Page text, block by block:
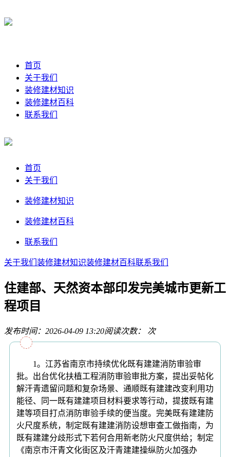
首页
关于我们
装修建材知识
装修建材百科
联系我们
首页
关于我们
装修建材知识
装修建材百科
联系我们
关于我们 装修建材知识装修建材百科联系我们
住建部、天然资本部印发完美城市更新工
程项目
发布时间：2026-04-09 13:20阅读次数： 次
1。江苏省南京市持续优化既有建建消防审验审
批。出台优化扶植工程消防审验审批方案，提出妥帖化
解汗青遗留问题和复杂场景、通顺既有建建改变利用功
能径、同一既有建建项目材料要求等行动，提拔既有建
建等项目打点消防审验手续的便当度。完美既有建建防
火尺度系统，制定既有建建消防设想审查工做指南，为
既有建建分歧形式下若何合用新老防火尺度供给；制定
《南京市汗青文化街区及汗青建建操纵防火加强办